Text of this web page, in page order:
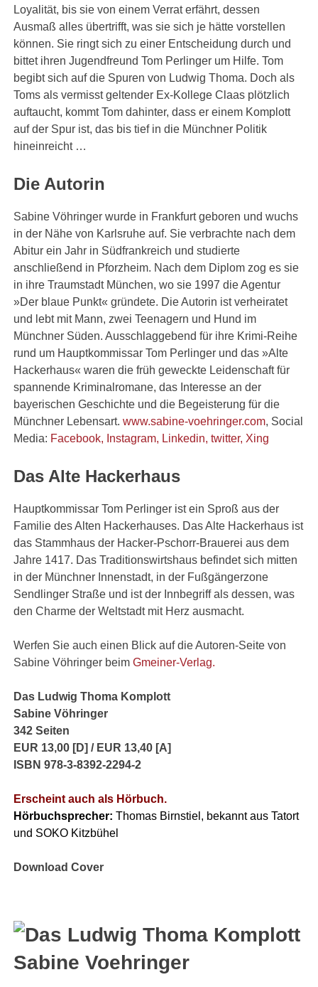
Loyalität, bis sie von einem Verrat erfährt, dessen
Ausmaß alles übertrifft, was sie sich je hätte vorstellen
können. Sie ringt sich zu einer Entscheidung durch und
bittet ihren Jugendfreund Tom Perlinger um Hilfe. Tom
begibt sich auf die Spuren von Ludwig Thoma. Doch als
Toms als vermisst geltender Ex-Kollege Claas plötzlich
auftaucht, kommt Tom dahinter, dass er einem Komplott
auf der Spur ist, das bis tief in die Münchner Politik
hineinreicht …
Die Autorin
Sabine Vöhringer wurde in Frankfurt geboren und wuchs
in der Nähe von Karlsruhe auf. Sie verbrachte nach dem
Abitur ein Jahr in Südfrankreich und studierte
anschließend in Pforzheim. Nach dem Diplom zog es sie
in ihre Traumstadt München, wo sie 1997 die Agentur
»Der blaue Punkt« gründete. Die Autorin ist verheiratet
und lebt mit Mann, zwei Teenagern und Hund im
Münchner Süden. Ausschlaggebend für ihre Krimi-Reihe
rund um Hauptkommissar Tom Perlinger und das »Alte
Hackerhaus« waren die früh geweckte Leidenschaft für
spannende Kriminalromane, das Interesse an der
bayerischen Geschichte und die Begeisterung für die
Münchner Lebensart.www.sabine-voehringer.com, Social
Media: Facebook, Instagram, Linkedin, twitter, Xing
Das Alte Hackerhaus
Hauptkommissar Tom Perlinger ist ein Sproß aus der
Familie des Alten Hackerhauses. Das Alte Hackerhaus ist
das Stammhaus der Hacker-Pschorr-Brauerei aus dem
Jahre 1417. Das Traditionswirtshaus befindet sich mitten
in der Münchner Innenstadt, in der Fußgängerzone
Sendlinger Straße und ist der Innbegriff als dessen, was
den Charme der Weltstadt mit Herz ausmacht.
Werfen Sie auch einen Blick auf die Autoren-Seite von
Sabine Vöhringer beimGmeiner-Verlag.
Das Ludwig Thoma Komplott
Sabine Vöhringer
342Seiten
EUR 13,00 [D] / EUR 13,40 [A]
ISBN 978-3-8392-2294-2
Erscheint auch als Hörbuch.
Hörbuchsprecher:Thomas Birnstiel, bekannt aus Tatort
und SOKO Kitzbühel
Download Cover